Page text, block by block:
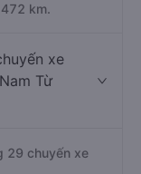
km.
xe
Từ
29 chuyến xe